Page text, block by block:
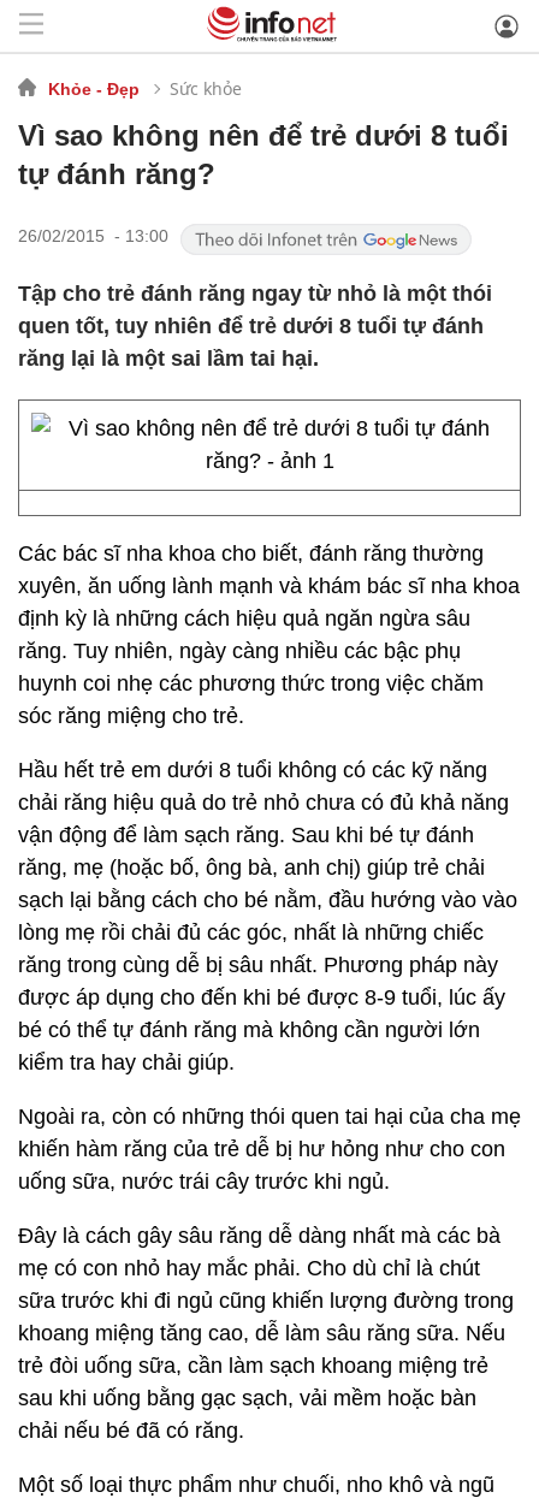
Khỏe - Đẹp Sức khỏe
Vì sao không nên để trẻ dưới 8 tuổi
tự đánh răng?
26/02/2015 - 13:00
Tập cho trẻ đánh răng ngay từ nhỏ là một thói
quen tốt, tuy nhiên để trẻ dưới 8 tuổi tự đánh
răng lại là một sai lầm tai hại.
Các bác sĩ nha khoa cho biết, đánh răng thường
xuyên, ăn uống lành mạnh và khám bác sĩ nha khoa
định kỳ là những cách hiệu quả ngăn ngừa sâu
răng. Tuy nhiên, ngày càng nhiều các bậc phụ
huynh coi nhẹ các phương thức trong việc chăm
sóc răng miệng cho trẻ.
Hầu hết trẻ em dưới 8 tuổi không có các kỹ năng
chải răng hiệu quả do trẻ nhỏ chưa có đủ khả năng
vận động để làm sạch răng. Sau khi bé tự đánh
răng, mẹ (hoặc bố, ông bà, anh chị) giúp trẻ chải
sạch lại bằng cách cho bé nằm, đầu hướng vào vào
lòng mẹ rồi chải đủ các góc, nhất là những chiếc
răng trong cùng dễ bị sâu nhất. Phương pháp này
được áp dụng cho đến khi bé được 8-9 tuổi, lúc ấy
bé có thể tự đánh răng mà không cần người lớn
kiểm tra hay chải giúp.
Ngoài ra, còn có những thói quen tai hại của cha mẹ
khiến hàm răng của trẻ dễ bị hư hỏng như cho con
uống sữa, nước trái cây trước khi ngủ.
Đây là cách gây sâu răng dễ dàng nhất mà các bà
mẹ có con nhỏ hay mắc phải. Cho dù chỉ là chút
sữa trước khi đi ngủ cũng khiến lượng đường trong
khoang miệng tăng cao, dễ làm sâu răng sữa. Nếu
trẻ đòi uống sữa, cần làm sạch khoang miệng trẻ
sau khi uống bằng gạc sạch, vải mềm hoặc bàn
chải nếu bé đã có răng.
Một số loại thực phẩm như chuối, nho khô và ngũ